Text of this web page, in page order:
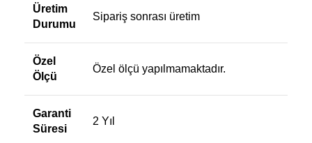
Üretim
Durumu
Sipariş sonrası üretim
Özel
Ölçü
Özel ölçü yapılmamaktadır.
Garanti
Süresi
2 Yıl